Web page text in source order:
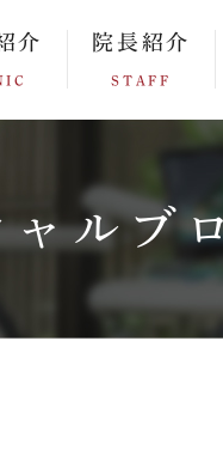
介 院長紹介
STAFF
ャルブ